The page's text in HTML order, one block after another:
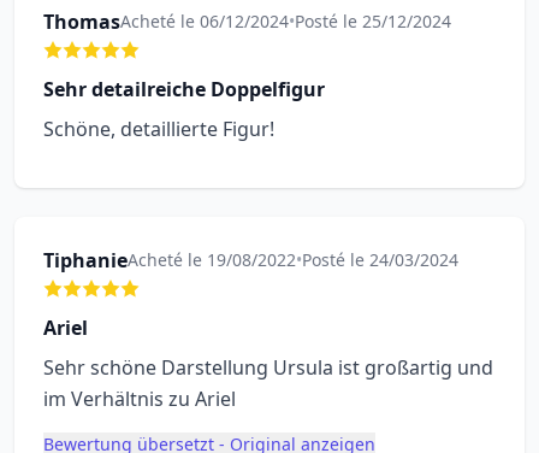
ThomasAcheté le 06/12/2024•Posté le 25/12/2024
Sehr detailreiche Doppelfigur
Schöne, detaillierte Figur!
TiphanieAcheté le 19/08/2022•Posté le 24/03/2024
Ariel
Sehr schöne Darstellung Ursula ist großartig und
im Verhältnis zu Ariel
Bewertung übersetzt - Original anzeigen